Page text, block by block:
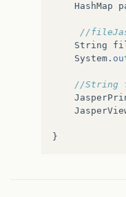
HashMap
//
String
System .
//String
}